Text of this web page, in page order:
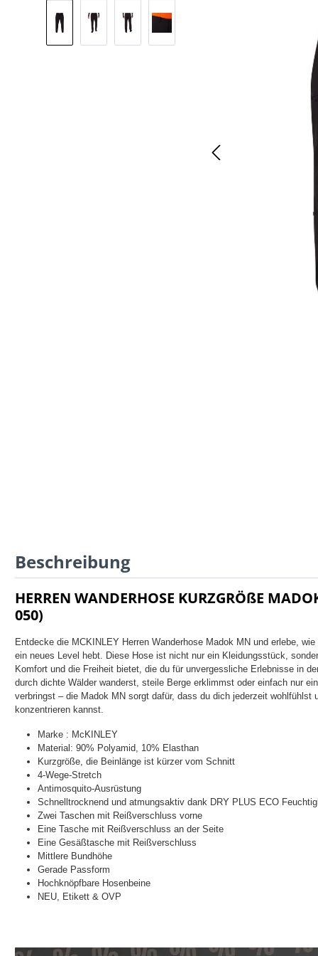
Beschreibung
HERREN WANDERHOSE KURZGRÖßE
050)
Entdecke die MCKINLEY Herren Wanderhose Madok MN und erlebe,
ein neues Level hebt. Diese Hose ist nicht nur ein Kleidungsstück,
Komfort und die Freiheit bietet, die du für unvergessliche Erlebnisse in
durch dichte Wälder wanderst, steile Berge erklimmst oder einfach nur
verbringst – die Madok MN sorgt dafür, dass du dich jederzeit wohlfühlst
konzentrieren kannst.
Marke : McKINLEY
Material: 90% Polyamid, 10% Elasthan
Kurzgröße, die Beinlänge ist kürzer vom Schnitt
4-Wege-Stretch
Antimosquito-Ausrüstung
Schnelltrocknend und atmungsaktiv dank DRY PLUS ECO
Zwei Taschen mit Reißverschluss vorne
Eine Tasche mit Reißverschluss an der Seite
Eine Gesäßtasche mit Reißverschluss
Mittlere Bundhöhe
Gerade Passform
Hochknöpfbare Hosenbeine
NEU, Etikett & OVP